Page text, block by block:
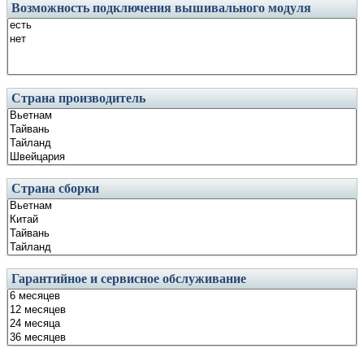
Возможность подключения вышивального модуля
Страна производитель
Страна сборки
Гарантийное и сервисное обслуживание